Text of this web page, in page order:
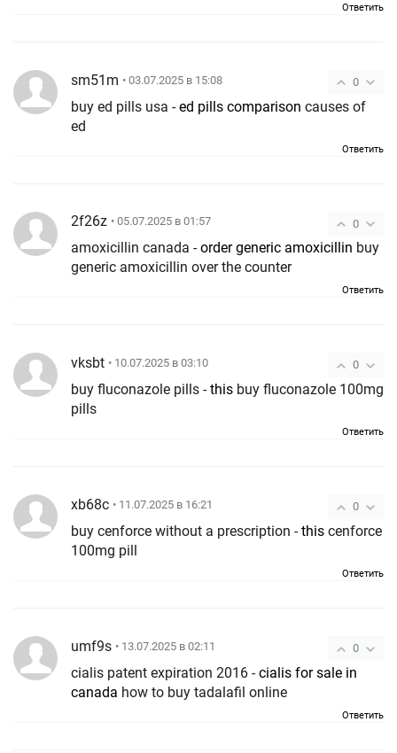
Ответить
0
sm51m • 03.07.2025 в 15:08
buy ed pills usa -ed pills comparison causes of
ed
Ответить
0
2f26z • 05.07.2025 в 01:57
amoxicillin canada -order generic amoxicillin buy
generic amoxicillin over the counter
Ответить
0
vksbt • 10.07.2025 в 03:10
buy fluconazole pills -this buy fluconazole 100mg
pills
Ответить
0
xb68c • 11.07.2025 в 16:21
buy cenforce without a prescription -this cenforce
100mg pill
Ответить
0
umf9s • 13.07.2025 в 02:11
cialis patent expiration 2016 -cialis for sale in
canada how to buy tadalafil online
Ответить